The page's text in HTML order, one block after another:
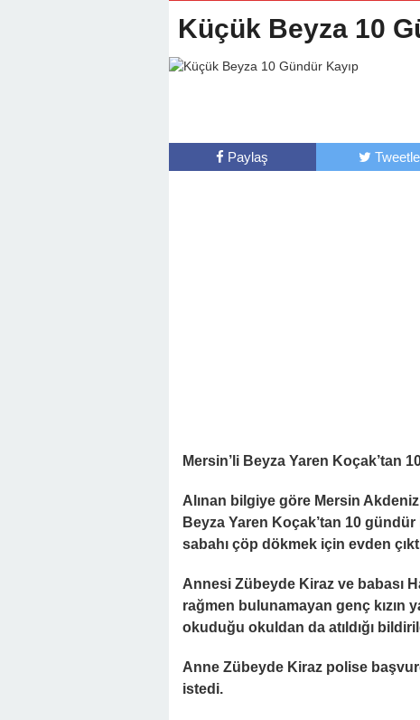
Küçük Beyza 10
Paylaş Tweetle
Mersin’li Beyza Yaren Koçak’tan
Alınan bilgiye göre Mersin
Beyza Yaren Koçak’tan 10 gündür
sabahı çöp dökmek için evden
Annesi Zübeyde Kiraz ve babası
rağmen bulunamayan genç kızın
okuduğu okuldan da atıldığı
Anne Zübeyde Kiraz polise
istedi.